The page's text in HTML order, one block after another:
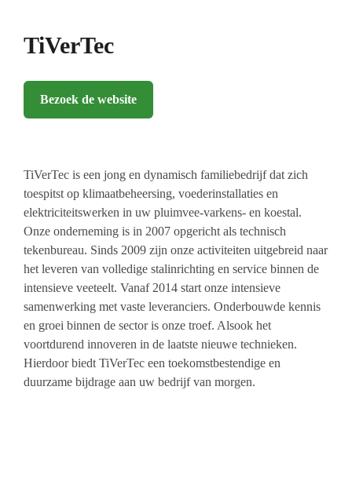
TiVerTec
Bezoek de website
TiVerTec is een jong en dynamisch familiebedrijf dat zich
toespitst op klimaatbeheersing, voederinstallaties en
elektriciteitswerken in uw pluimvee-varkens- en koestal.
Onze onderneming is in 2007 opgericht als technisch
tekenbureau. Sinds 2009 zijn onze activiteiten uitgebreid naar
het leveren van volledige stalinrichting en service binnen de
intensieve veeteelt. Vanaf 2014 start onze intensieve
samenwerking met vaste leveranciers. Onderbouwde kennis
en groei binnen de sector is onze troef. Alsook het
voortdurend innoveren in de laatste nieuwe technieken.
Hierdoor biedt TiVerTec een toekomstbestendige en
duurzame bijdrage aan uw bedrijf van morgen.